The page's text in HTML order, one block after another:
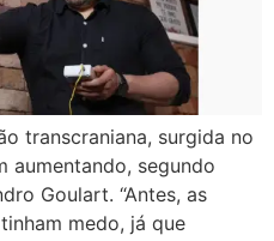
transcraniana, surgida no
aumentando, segundo
Goulart. “Antes, as
medo, já que